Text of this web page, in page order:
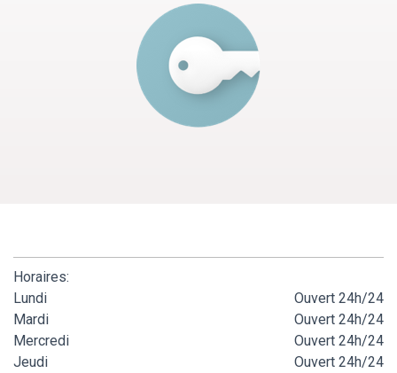
Horaires:
Lundi
Ouvert 24h/24
Mardi
Ouvert 24h/24
Mercredi
Ouvert 24h/24
Jeudi
Ouvert 24h/24